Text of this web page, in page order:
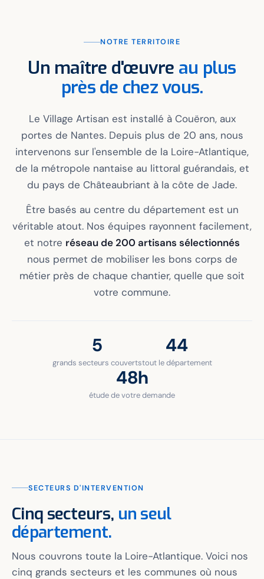
NOTRE TERRITOIRE
Un maître d'œuvre au plus
près de chez vous.
Le Village Artisan est installé à Couëron, aux
portes de Nantes. Depuis plus de 20 ans, nous
intervenons sur l'ensemble de la Loire-Atlantique,
de la métropole nantaise au littoral guérandais, et
du pays de Châteaubriant à la côte de Jade.
Être basés au centre du département est un
véritable atout. Nos équipes rayonnent facilement,
et notre réseau de 200 artisans sélectionnés
nous permet de mobiliser les bons corps de
métier près de chaque chantier, quelle que soit
votre commune.
5
grands secteurs couverts
44
tout le département
48h
étude de votre demande
SECTEURS D'INTERVENTION
Cinq secteurs, un seul
département.
Nous couvrons toute la Loire-Atlantique. Voici nos
cinq grands secteurs et les communes où nous